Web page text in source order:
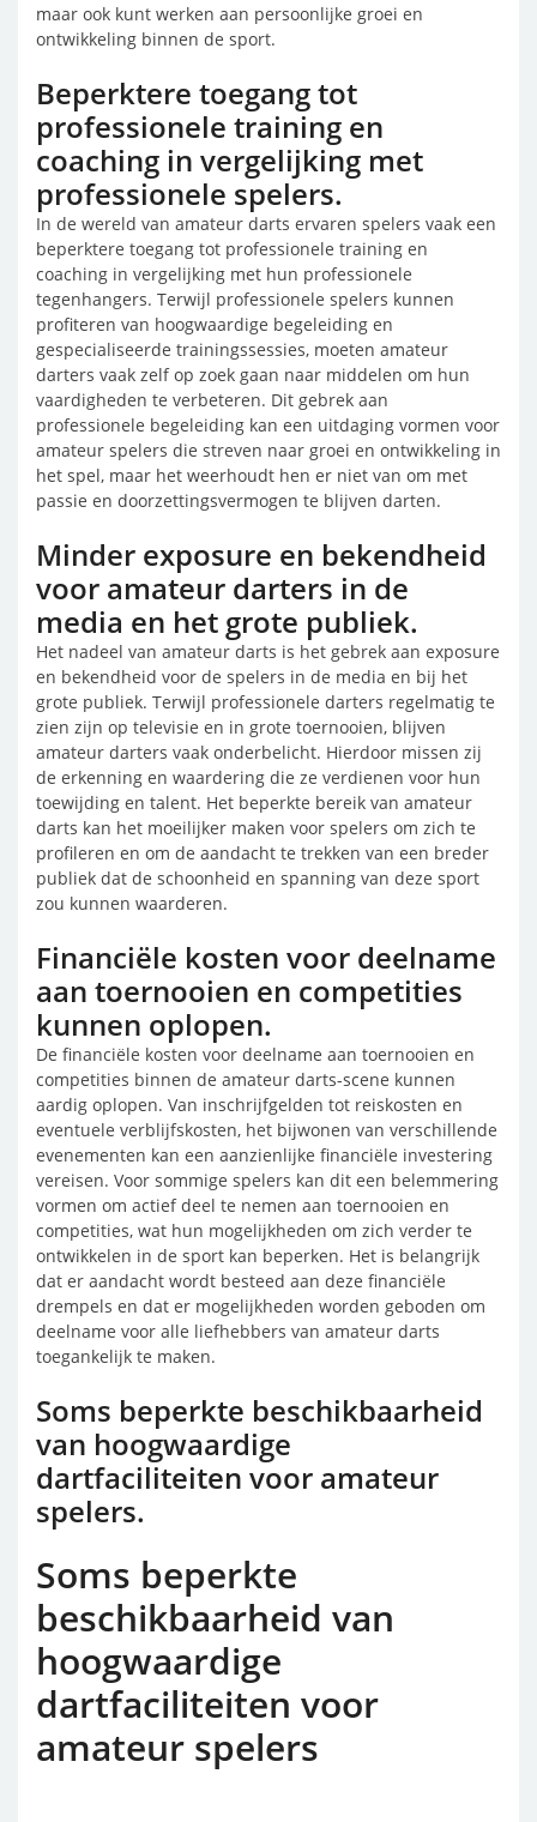
maar ook kunt werken aan persoonlijke groei en
ontwikkeling binnen de sport.
Beperktere toegang tot
professionele training en
coaching in vergelijking met
professionele spelers.
In de wereld van amateur darts ervaren spelers vaak een
beperktere toegang tot professionele training en
coaching in vergelijking met hun professionele
tegenhangers. Terwijl professionele spelers kunnen
profiteren van hoogwaardige begeleiding en
gespecialiseerde trainingssessies, moeten amateur
darters vaak zelf op zoek gaan naar middelen om hun
vaardigheden te verbeteren. Dit gebrek aan
professionele begeleiding kan een uitdaging vormen voor
amateur spelers die streven naar groei en ontwikkeling in
het spel, maar het weerhoudt hen er niet van om met
passie en doorzettingsvermogen te blijven darten.
Minder exposure en bekendheid
voor amateur darters in de
media en het grote publiek.
Het nadeel van amateur darts is het gebrek aan exposure
en bekendheid voor de spelers in de media en bij het
grote publiek. Terwijl professionele darters regelmatig te
zien zijn op televisie en in grote toernooien, blijven
amateur darters vaak onderbelicht. Hierdoor missen zij
de erkenning en waardering die ze verdienen voor hun
toewijding en talent. Het beperkte bereik van amateur
darts kan het moeilijker maken voor spelers om zich te
profileren en om de aandacht te trekken van een breder
publiek dat de schoonheid en spanning van deze sport
zou kunnen waarderen.
Financiële kosten voor deelname
aan toernooien en competities
kunnen oplopen.
De financiële kosten voor deelname aan toernooien en
competities binnen de amateur darts-scene kunnen
aardig oplopen. Van inschrijfgelden tot reiskosten en
eventuele verblijfskosten, het bijwonen van verschillende
evenementen kan een aanzienlijke financiële investering
vereisen. Voor sommige spelers kan dit een belemmering
vormen om actief deel te nemen aan toernooien en
competities, wat hun mogelijkheden om zich verder te
ontwikkelen in de sport kan beperken. Het is belangrijk
dat er aandacht wordt besteed aan deze financiële
drempels en dat er mogelijkheden worden geboden om
deelname voor alle liefhebbers van amateur darts
toegankelijk te maken.
Soms beperkte beschikbaarheid
van hoogwaardige
dartfaciliteiten voor amateur
spelers.
Soms beperkte
beschikbaarheid van
hoogwaardige
dartfaciliteiten voor
amateur spelers